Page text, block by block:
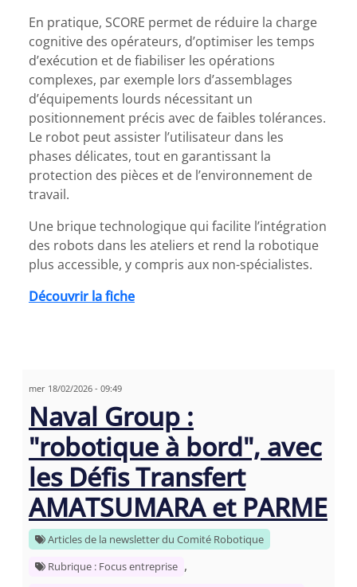
En pratique, SCORE permet de réduire la charge
cognitive des opérateurs, d’optimiser les temps
d’exécution et de fiabiliser les opérations
complexes, par exemple lors d’assemblages
d’équipements lourds nécessitant un
positionnement précis avec de faibles tolérances.
Le robot peut assister l’utilisateur dans les
phases délicates, tout en garantissant la
protection des pièces et de l’environnement de
travail.
Une brique technologique qui facilite l’intégration
des robots dans les ateliers et rend la robotique
plus accessible, y compris aux non-spécialistes.
Découvrir la fiche
mer 18/02/2026 - 09:49
Naval Group :
"robotique à bord", avec
les Défis Transfert
AMATSUMARA et PARME
Articles de la newsletter du Comité Robotique
Rubrique : Focus entreprise ,